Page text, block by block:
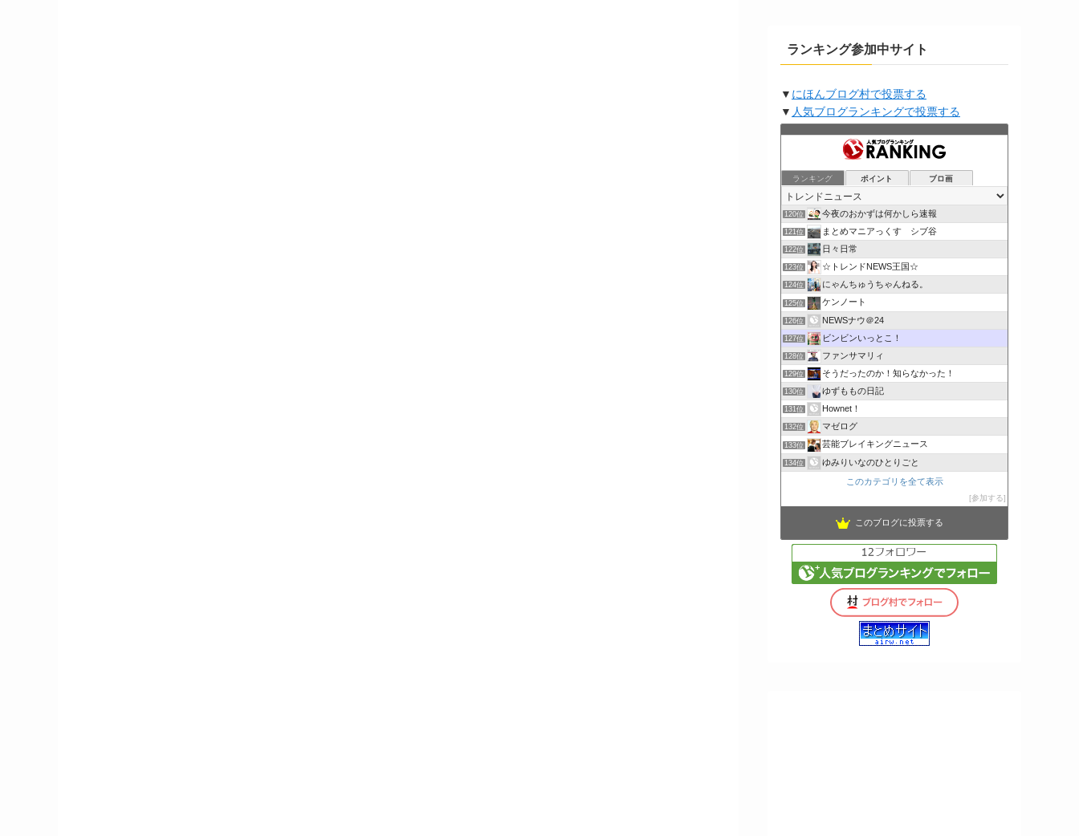
ランキング参加中サイト
▼ にほんブログ村で投票する
▼ 人気ブログランキングで投票する
ランキング ポイント ブロ画
120位 今夜のおかずは何かしら速報
121位 まとめマニアっくす シブ谷
122位 日々日常
123位 ☆トレンドNEWS王国☆
124位 にゃんちゅうちゃんねる。
125位 ケンノート
126位 NEWSナウ＠24
127位 ビンビンいっとこ！
128位 ファンサマリィ
129位 そうだったのか！知らなかった！
130位 ゆずももの日記
131位 Hownet！
132位 マゼログ
133位 芸能ブレイキングニュース
134位 ゆみりいなのひとりごと
このカテゴリを全て表示
参加する
このブログに投票する